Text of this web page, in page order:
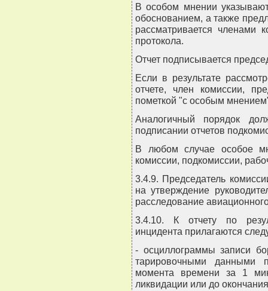
В особом мнении
обоснованием, а также
рассматривается членами
протокола.
Отчет подписывается
Если в результате
отчете, член комиссии,
пометкой "с особым
Аналогичный порядок
подписании отчетов
В любом случае особое
комиссии, подкомиссии,
3.4.9. Председатель
на утверждение
расследование
3.4.10. К отчету по
инцидента прилагаются
- осциллограммы записи
тарировочными данными
момента времени за 1
ликвидации или до